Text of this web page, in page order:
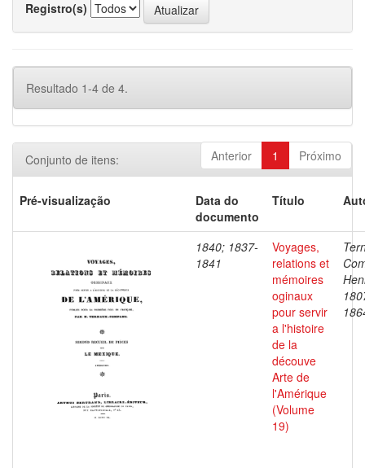
Registro(s)
Resultado 1-4 de 4.
Anterior 1 Próximo
Conjunto de itens:
Pré-visualização
Data do
documento
Título
1840; 1837-
1841
Voyages,
relations et
mémoires
oginaux
pour servir
a l'histoire
de la
découve
Arte de
l'Amérique
(Volume
19)